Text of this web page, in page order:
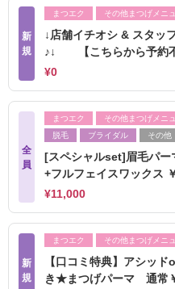
新
規
まつエク その他まつげメニ
↓店舗イチオシ & スタッ
♪↓ 【こちらから予約不
¥0
全
員
まつエク その他まつげメニ
脱毛
ブライダル その他
[スペシャルset]眉毛パー
+フルフェイスワックス
¥11,000
新
規
まつエク その他まつげメニ
【口コミ特典】アシッ
き★まつげパーマ 通常